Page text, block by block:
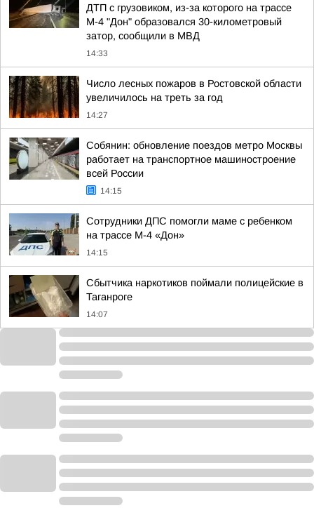
ДТП с грузовиком, из-за которого на трассе
М-4 "Дон" образовался 30-километровый
затор, сообщили в МВД
14:33
Число лесных пожаров в Ростовской области
увеличилось на треть за год
14:27
Собянин: обновление поездов метро Москвы
работает на транспортное машиностроение
всей России
14:15
Сотрудники ДПС помогли маме с ребенком
на трассе М-4 «Дон»
14:15
Сбытчика наркотиков поймали полицейские в
Таганроге
14:07